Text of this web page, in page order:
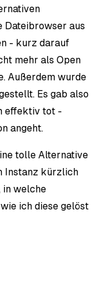
Dateibrowser aus
- kurz darauf
mehr als Open
Außerdem wurde
Es gab also
effektiv tot -
angeht.
tolle Alternative
Instanz kürzlich
in welche
ich diese gelöst